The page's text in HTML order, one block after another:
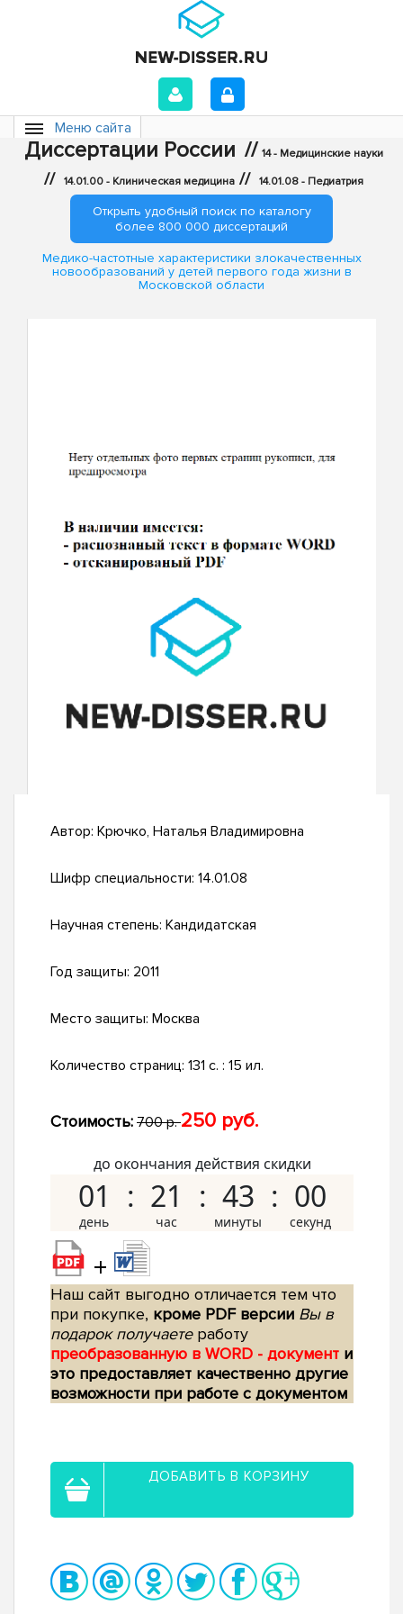
Меню сайта
Диссертации России // 14 - Медицинские науки
// 14.01.00 - Клиническая медицина // 14.01.08 - Педиатрия
Открыть удобный поиск по каталогу
более 800 000 диссертаций
Медико-частотные характеристики злокачественных
новообразований у детей первого года жизни в
Московской области
Автор: Крючко, Наталья Владимировна
Шифр специальности: 14.01.08
Научная степень: Кандидатская
Год защиты: 2011
Место защиты: Москва
Количество страниц: 131 с. : 15 ил.
Стоимость: 700 р.250 руб.
до окончания действия скидки
01 21 42 59
+
Наш сайт выгодно отличается тем что
при покупке, кроме PDF версии Вы в
подарок получаетеработу
преобразованную в WORD - документ и
это предоставляет качественно другие
возможности при работе с документом
ДОБАВИТЬ В КОРЗИНУ